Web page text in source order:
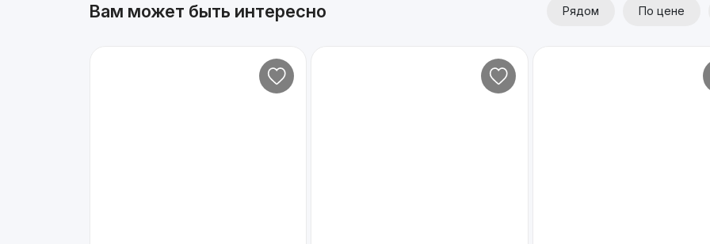
Вам может быть интересно Рядом По цене